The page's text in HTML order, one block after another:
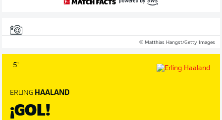
© Matthias Hangst/Getty Images
5'
ERLING HAALAND
¡GOL!